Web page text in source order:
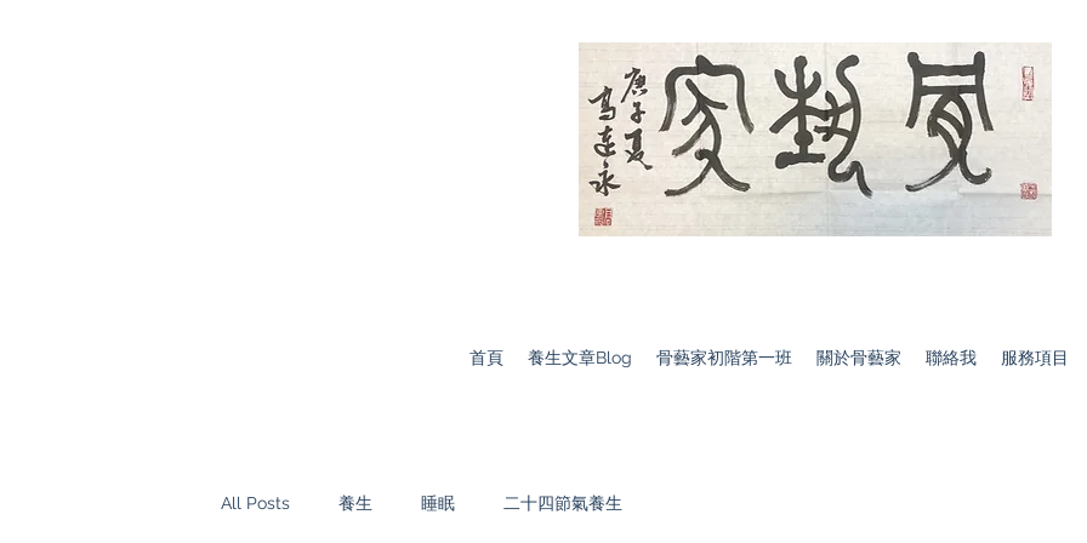
首頁 養生文章Blog 骨藝家初階第一班 關於骨藝家 聯絡我 服務項目
All Posts 養生 睡眠 二十四節氣養生